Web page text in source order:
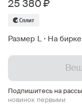
25 380 ₽
Размер L • На бирке
Подпишитесь на
новинок первыми